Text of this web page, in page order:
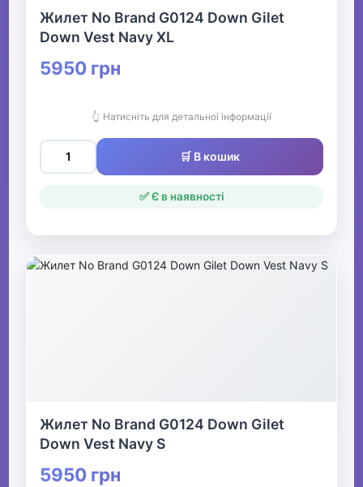
Жилет No Brand G0124 Down Gilet
Down Vest Navy XL
5950 грн
👆 Натисніть для детальної інформації
🛒 В кошик
✅ Є в наявності
Жилет No Brand G0124 Down Gilet
Down Vest Navy S
5950 грн